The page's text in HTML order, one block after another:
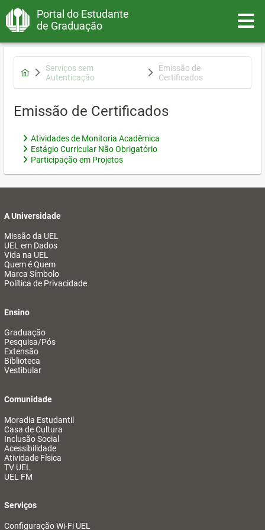
Portal do Estudante
de Graduação
Serviços sem
Autenticação
Emissão de
Certificados
Emissão de Certificados
Atividades de Monitoria Acadêmica
Estágio Curricular Não Obrigatório
Participação em Projetos
A Universidade
Missão da UEL
UEL em Dados
Vida na UEL
Quem é Quem
Marca Símbolo
Política de Privacidade
Ensino
Graduação
Pesquisa/Pós
Extensão
Biblioteca
Vestibular
Comunidade
Moradia Estudantil
Casa de Cultura
Inclusão Social
Acessibilidade
Atividade Física
TV UEL
UEL FM
Serviços
Configuração Wi-Fi UEL